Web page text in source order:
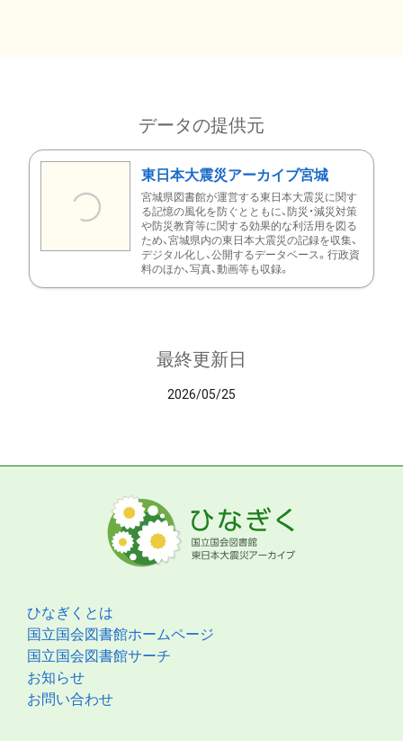
データの提供元
東日本大震災アーカイブ宮城
宮城県図書館が運営する東日本大震災に関す
る記憶の風化を防ぐとともに、防災・減災対策
や防災教育等に関する効果的な利活用を図る
ため、宮城県内の東日本大震災の記録を収集、
デジタル化し、公開するデータベース。行政資
料のほか、写真、動画等も収録。
最終更新日
2026/05/25
ひなぎくとは
国立国会図書館ホームページ
国立国会図書館サーチ
お知らせ
お問い合わせ